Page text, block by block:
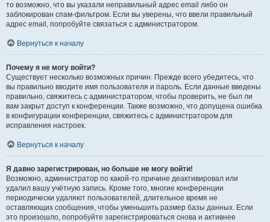
то возможно, что вы указали неправильный адрес email либо он
заблокирован спам-фильтром. Если вы уверены, что ввели правильный
адрес email, попробуйте связаться с администратором.
Вернуться к началу
Почему я не могу войти?
Существует несколько возможных причин. Прежде всего убедитесь, что
вы правильно вводите имя пользователя и пароль. Если данные введены
правильно, свяжитесь с администратором, чтобы проверить, не был ли
вам закрыт доступ к конференции. Также возможно, что допущена ошибка
в конфигурации конференции, свяжитесь с администратором для
исправления настроек.
Вернуться к началу
Я давно зарегистрирован, но больше не могу войти!
Возможно, администратор по какой-то причине деактивировал или
удалил вашу учётную запись. Кроме того, многие конференции
периодически удаляют пользователей, длительное время не
оставляющих сообщения, чтобы уменьшить размер базы данных. Если
это произошло, попробуйте зарегистрироваться снова и активнее